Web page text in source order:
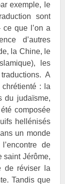
exemple, le
sont
ce que l’on a
d’autres
la Chine, le
les
A
: la
du judaïsme,
composée
hellénisés
un monde
de
saint Jérôme,
de réviser la
Tandis que